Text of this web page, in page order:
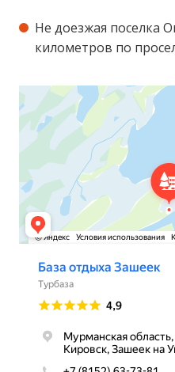
Не доезжая поселка
километров по